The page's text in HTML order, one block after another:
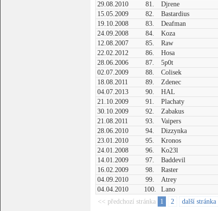
29.08.2010
81.
Djrene
15.05.2009
82.
Bastardius
19.10.2008
83.
Deafman
24.09.2008
84.
Koza
12.08.2007
85.
Raw
22.02.2012
86.
Hosa
28.06.2006
87.
5p0t
02.07.2009
88.
Colisek
18.08.2011
89.
Zdenec
04.07.2013
90.
HAL
21.10.2009
91.
Plachaty
30.10.2009
92.
Zabakus
21.08.2011
93.
Vaipers
28.06.2010
94.
Dizzynka
23.01.2010
95.
Kronos
24.01.2008
96.
Ko23l
14.01.2009
97.
Baddevil
16.02.2009
98.
Raster
04.09.2010
99.
Atrey
04.04.2010
100.
Lano
<< předchozí stránka
1 2 další